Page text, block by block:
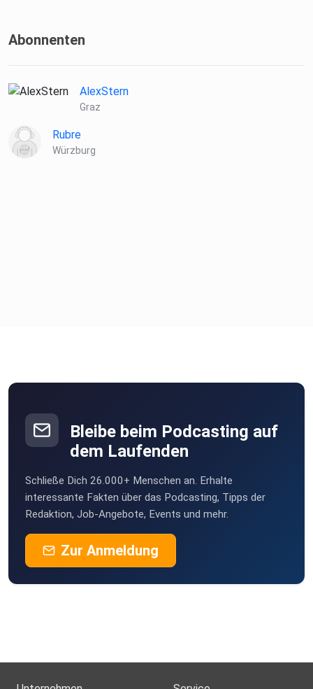
Abonnenten
AlexStern
Graz
Rubre
Würzburg
Bleibe beim Podcasting auf
dem Laufenden
Schließe Dich 26.000+ Menschen an. Erhalte
interessante Fakten über das Podcasting, Tipps der
Redaktion, Job-Angebote, Events und mehr.
Zur Anmeldung